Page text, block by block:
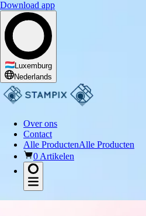
Download app
Luxemburg
Nederlands
Over ons
Contact
Alle ProductenAlle Producten
0 Artikelen
Ik word enthousiast van